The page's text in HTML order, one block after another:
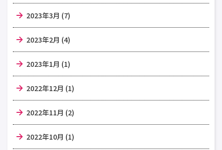
2023年3月 (7)
2023年2月 (4)
2023年1月 (1)
2022年12月 (1)
2022年11月 (2)
2022年10月 (1)